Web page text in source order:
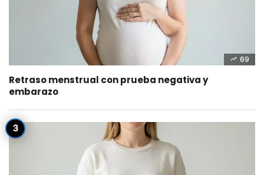
69
Retraso menstrual con prueba negativa y
embarazo